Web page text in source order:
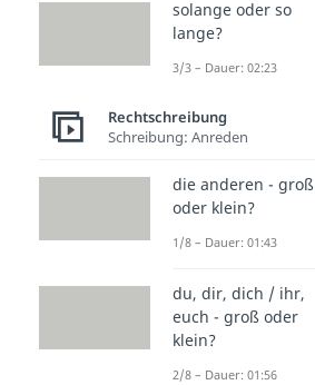
solange oder so
lange?
3/3 – Dauer: 02:23
Rechtschreibung
Schreibung: Anreden
die anderen - groß
oder klein?
1/8 – Dauer: 01:43
du, dir, dich / ihr,
euch - groß oder
klein?
2/8 – Dauer: 01:56